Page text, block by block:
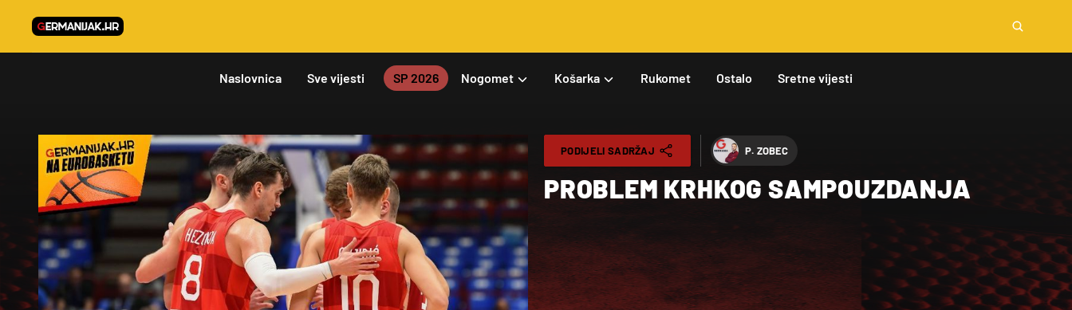
Naslovnica Sve vijesti SP 2026 Nogomet Košarka Rukomet Ostalo Sretne vijesti
PODIJELI SADRŽAJ P. ZOBEC
PROBLEM KRHKOG SAMPOUZDANJA